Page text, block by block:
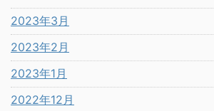
2023年3月
2023年2月
2023年1月
2022年12月